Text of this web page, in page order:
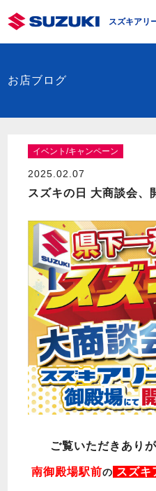
スズキアリ
お店ブログ
イベント/キャンペーン
2025.02.07
スズキの日 大商談会
ご覧いただきあり
南御殿場駅前の スズキ